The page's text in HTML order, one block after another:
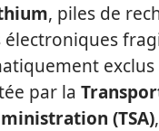
, piles de
électroniques
exclus
par la
(TSA)